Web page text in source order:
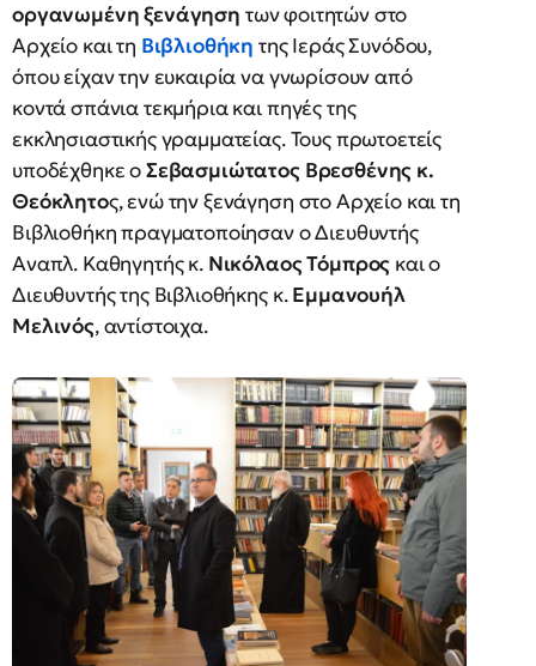
οργανωμένηξενάγηση των φοιτητών στο
Αρχείο και τη Βιβλιοθήκητης Ιεράς Συνόδου,
όπου είχαν την ευκαιρία να γνωρίσουν από
κοντά σπάνια τεκμήρια και πηγές της
εκκλησιαστικής γραμματείας. Τους πρωτοετείς
υποδέχθηκε οΣεβασμιώτατος Βρεσθένης κ.
Θεόκλητος, ενώ την ξενάγηση στο Αρχείο και τη
Βιβλιοθήκη πραγματοποίησαν ο Διευθυντής
Αναπλ. Καθηγητής κ. Νικόλαος Τόμπρος και ο
Διευθυντής της Βιβλιοθήκης κ.Εμμανουήλ
Μελινός, αντίστοιχα.